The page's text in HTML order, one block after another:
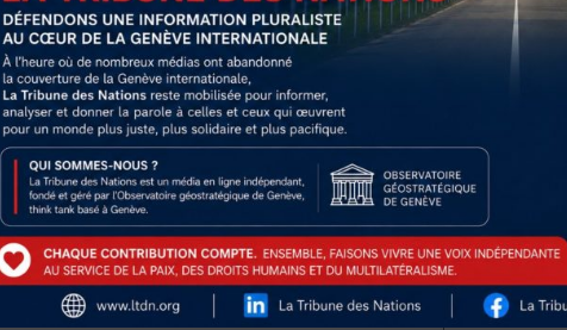
: le Qatar réunit les présidents
à Doha
Le